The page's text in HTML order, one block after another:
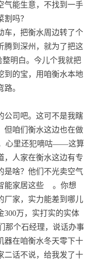
气能生意，不找到一手
吗？
车，把衡水周边转了个
腾到深州，就为了把这
整明白。今儿个我就把
到的宝，用咱衡水本地
。
公司吧。这可不是我瞎
但咱们衡水这边也在做
心里还犯嘀咕——这算
，人家在衡水这边有专
是啥？他们不光卖空气
能家居这些
。你想
厂家，实力能差到哪儿
300万，实打实的实体
那个石经理，说话办事
器在咱衡水冬天零下十
二话不说，给我发了十